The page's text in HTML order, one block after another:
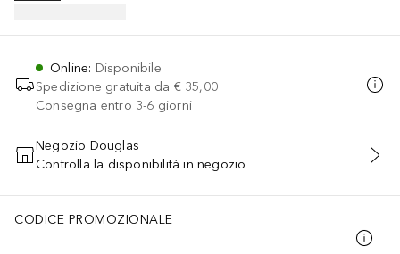
Online: Disponibile
Spedizione gratuita da € 35,00
Consegna entro 3-6 giorni
AGGIUNGI AL CARRELLO
Negozio Douglas
Controlla la disponibilità in negozio
CODICE PROMOZIONALE